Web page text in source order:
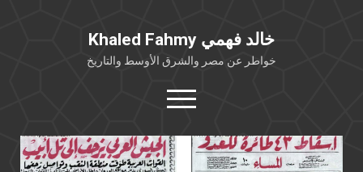
Khaled Fahmy خالد فهمي
خواطر عن مصر والشرق الأوسط والتاريخ
open
menu
twitterfacebook
Khaled
Fahmy